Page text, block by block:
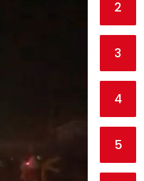
2
3
4
5